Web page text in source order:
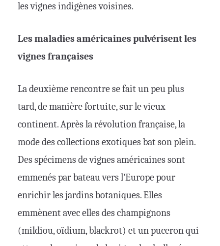
les vignes indigènes voisines.
Les maladies américaines pulvérisent les
vignes françaises
La deuxième rencontre se fait un peu plus
tard, de manière fortuite, sur le vieux
continent. Après la révolution française, la
mode des collections exotiques bat son plein.
Des spécimens de vignes américaines sont
emmenés par bateau vers l’Europe pour
enrichir les jardins botaniques. Elles
emmènent avec elles des champignons
(mildiou, oïdium, blackrot) et un puceron qui